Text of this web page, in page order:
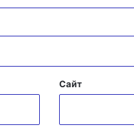
Сайт